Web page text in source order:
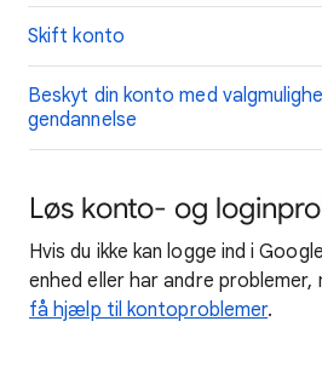
Skift konto
Beskyt din konto med
gendannelse
Løs konto- og
Hvis du ikke kan logge ind i
enhed eller har andre problemer,
få hjælp til kontoproblemer.